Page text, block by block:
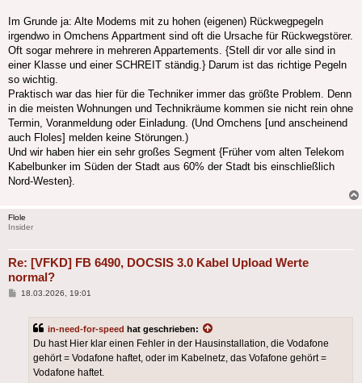
Im Grunde ja: Alte Modems mit zu hohen (eigenen) Rückwegpegeln
irgendwo in Omchens Appartment sind oft die Ursache für Rückwegstörer.
Oft sogar mehrere in mehreren Appartements. {Stell dir vor alle sind in
einer Klasse und einer SCHREIT ständig.} Darum ist das richtige Pegeln
so wichtig.
Praktisch war das hier für die Techniker immer das größte Problem. Denn
in die meisten Wohnungen und Technikräume kommen sie nicht rein ohne
Termin, Voranmeldung oder Einladung. (Und Omchens [und anscheinend
auch Floles] melden keine Störungen.)
Und wir haben hier ein sehr großes Segment {Früher vom alten Telekom
Kabelbunker im Süden der Stadt aus 60% der Stadt bis einschließlich
Nord-Westen}.
Flole
Insider
Re: [VFKD] FB 6490, DOCSIS 3.0 Kabel Upload Werte
normal?
Beitrag
18.03.2026, 19:01
in-need-for-speed hat geschrieben:
Du hast Hier klar einen Fehler in der Hausinstallation, die Vodafone
gehört = Vodafone haftet, oder im Kabelnetz, das Vofafone gehört =
Vodafone haftet.